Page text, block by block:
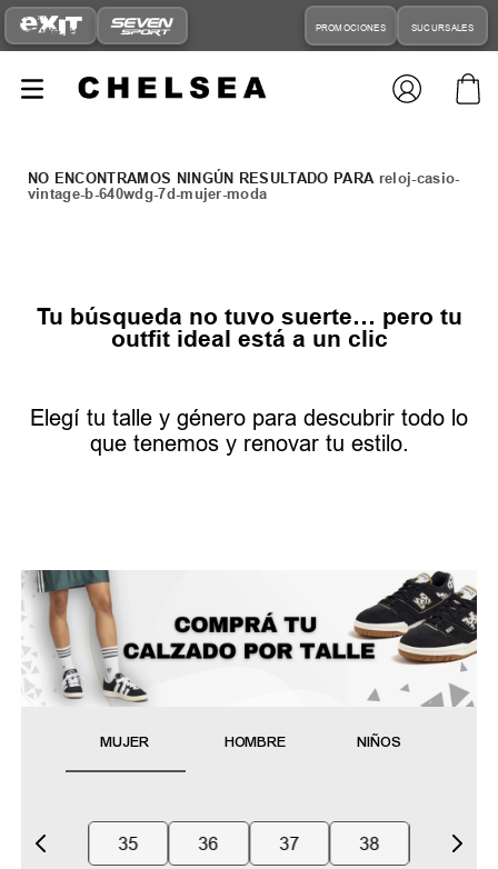
PROMOCIONES SUCURSALES
reloj-casio-
vintage-b-640wdg-7d-mujer-moda
Tu búsqueda no tuvo suerte… pero tu
outfit ideal está a un clic
Elegí tu talle y género para descubrir todo lo
que tenemos y renovar tu estilo.
MUJER HOMBRE NIÑOS
35 36 37 38